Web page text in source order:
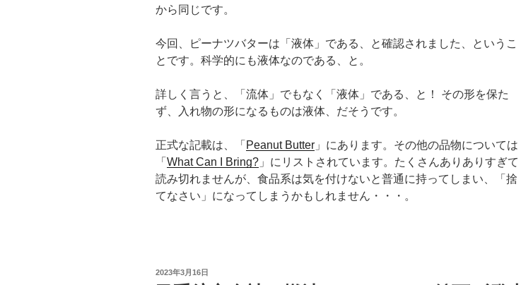
から同じです。
今回、ピーナツバターは「液体」である、と確認されました、というこ
とです。科学的にも液体なのである、と。
詳しく言うと、「流体」でもなく「液体」である、と！ その形を保た
ず、入れ物の形になるものは液体、だそうです。
正式な記載は、「 Peanut Butter 」にあります。その他の品物については
「 What Can I Bring? 」にリストされています。たくさんありありすぎて
読み切れませんが、食品系は気を付けないと普通に持ってしまい、「捨
てなさい」になってしまうかもしれません・・・。
投
稿
2023年3月16日